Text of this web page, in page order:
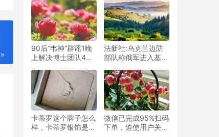
90后“韦神”辟谣1晚
上解决博士团队4个
法新社:乌克兰边防
部队称俄军进入基辅
卡蒂罗这个牌子怎么
样，卡蒂罗银饰是真
微信已完成95%扫码
下单，迫使用户关注